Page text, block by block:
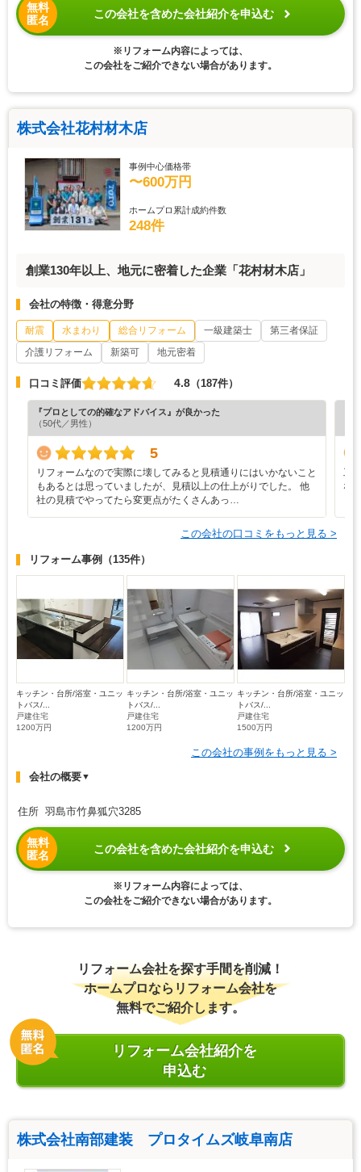
無料
匿名
この会社を含めた会社紹介を申込む
※リフォーム内容によっては、
この会社をご紹介できない場合があります。
株式会社花村材木店
事例中心価格帯
〜600万円
ホームプロ累計成約件数
248件
創業130年以上、地元に密着した企業「花村材木店」
会社の特徴・得意分野
耐震 水まわり 総合リフォーム 一級建築士
第三者保証
介護リフォーム
新築可 地元密着
口コミ評価 4.8 （187件）
『プロとしての的確なアドバイス』が良かった
（50代／男性）
5
リフォームなので実際に壊してみると見積通りにはいかないこと
もあるとは思っていましたが、見積以上の仕上がりでした。 他
社の見積でやってたら変更点がたくさんあっ…
工
な
この会社の口コミをもっと見る >
リフォーム事例 （135件）
キッチン・台所/浴室・ユニッ
トバス/...
戸建住宅
1200万円
キッチン・台所/浴室・ユニッ
トバス/...
戸建住宅
1200万円
キッチン・台所/浴室・ユニッ
トバス/...
戸建住宅
1500万円
この会社の事例をもっと見る >
会社の概要▼
住所 羽島市竹鼻狐穴3285
無料
匿名
この会社を含めた会社紹介を申込む
※リフォーム内容によっては、
この会社をご紹介できない場合があります。
リフォーム会社を探す手間を削減！
ホームプロならリフォーム会社を
無料でご紹介します。
リフォーム会社紹介を
申込む
株式会社南部建装 プロタイムズ岐阜南店